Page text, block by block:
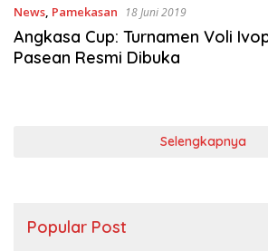
News, Pamekasan 18 Juni 2019
Angkasa Cup: Turnamen Voli
Pasean Resmi Dibuka
Selengkapnya
Popular Post